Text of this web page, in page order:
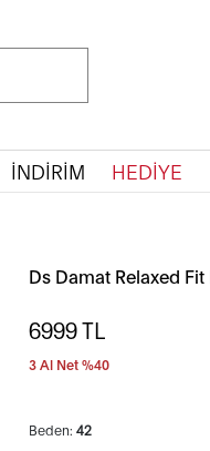
İNDİRİM HEDİYE
Ds Damat Relaxed
6999TL
3 Al Net %40
Beden: 42